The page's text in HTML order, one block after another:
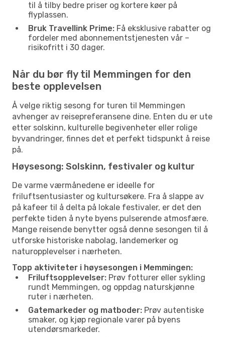
til å tilby bedre priser og kortere køer på
flyplassen.
Bruk Travellink Prime: Få eksklusive rabatter og
fordeler med abonnementstjenesten vår –
risikofritt i 30 dager.
Når du bør fly til Memmingen for den
beste opplevelsen
Å velge riktig sesong for turen til Memmingen
avhenger av reisepreferansene dine. Enten du er ute
etter solskinn, kulturelle begivenheter eller rolige
byvandringer, finnes det et perfekt tidspunkt å reise
på.
Høysesong: Solskinn, festivaler og kultur
De varme værmånedene er ideelle for
friluftsentusiaster og kultursøkere. Fra å slappe av
på kafeer til å delta på lokale festivaler, er det den
perfekte tiden å nyte byens pulserende atmosfære.
Mange reisende benytter også denne sesongen til å
utforske historiske nabolag, landemerker og
naturopplevelser i nærheten.
Topp aktiviteter i høysesongen i Memmingen:
Friluftsopplevelser: Prøv fotturer eller sykling
rundt Memmingen, og oppdag naturskjønne
ruter i nærheten.
Gatemarkeder og matboder: Prøv autentiske
smaker, og kjøp regionale varer på byens
utendørsmarkeder.